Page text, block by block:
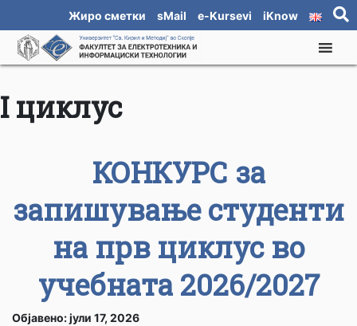
Жиро сметки sMail e-Kursevi iKnow
I циклус
КОНКУРС за
запишување студенти
на прв циклус во
учебната 2026/2027
Објавено: јули 17, 2026